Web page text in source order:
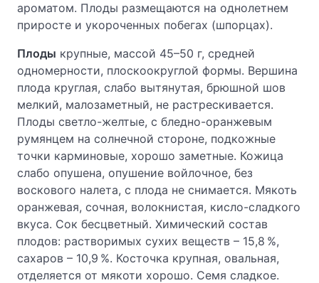
ароматом. Плоды размещаются на однолетнем
приросте и укороченных побегах (шпорцах).
Плоды крупные, массой 45–50 г, средней
одномерности, плоскоокруглой формы. Вершина
плода круглая, слабо вытянутая, брюшной шов
мелкий, малозаметный, не растрескивается.
Плоды светло-желтые, с бледно-оранжевым
румянцем на солнечной стороне, подкожные
точки карминовые, хорошо заметные. Кожица
слабо опушена, опушение войлочное, без
воскового налета, с плода не снимается. Мякоть
оранжевая, сочная, волокнистая, кисло-сладкого
вкуса. Сок бесцветный. Химический состав
плодов: растворимых сухих веществ – 15,8 %,
сахаров – 10,9 %. Косточка крупная, овальная,
отделяется от мякоти хорошо. Семя сладкое.